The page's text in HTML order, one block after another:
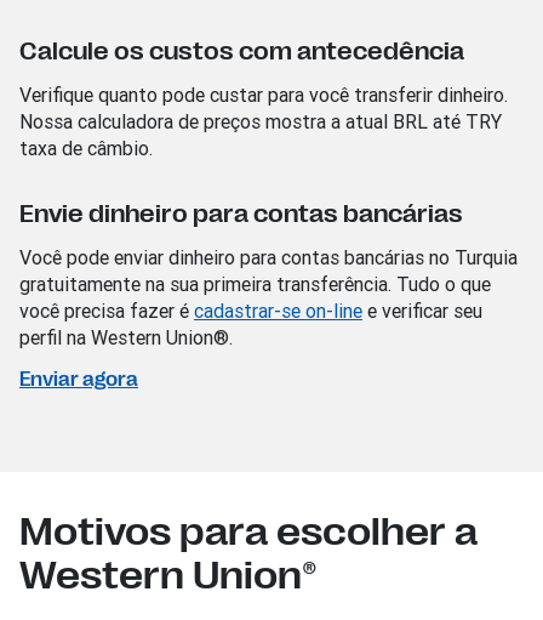
Calcule os custos com antecedência
Verifique quanto pode custar para você transferir dinheiro.
Nossa calculadora de preços mostra a atual BRL até TRY
taxa de câmbio.
Envie dinheiro para contas bancárias
Você pode enviar dinheiro para contas bancárias no Turquia
gratuitamente na sua primeira transferência. Tudo o que
você precisa fazer é cadastrar-se on-line e verificar seu
perfil na Western Union®.
Enviar agora
Motivos para escolher a
Western Union®